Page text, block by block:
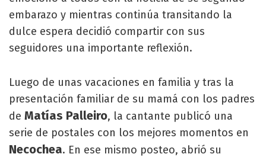
embarazo y mientras continúa transitando la
dulce espera decidió compartir con sus
seguidores una importante reflexión.
Luego de unas vacaciones en familia y tras la
presentación familiar de su mamá con los padres
de Matías Palleiro, la cantante publicó una
serie de postales con los mejores momentos en
Necochea. En ese mismo posteo, abrió su